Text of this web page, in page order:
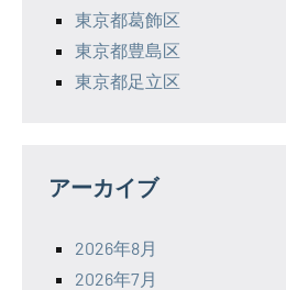
東京都葛飾区
東京都豊島区
東京都足立区
アーカイブ
2026年8月
2026年7月